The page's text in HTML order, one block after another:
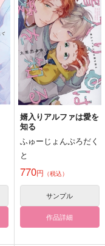
屋烏之愛
とんでろ
1,100 （税込）
山姥切長義×山姥切国広
サンプル
婿入りアルファは愛を
知る
ふゅーじょんぷろだく
と
770円 （税込）
サンプル
作品詳細